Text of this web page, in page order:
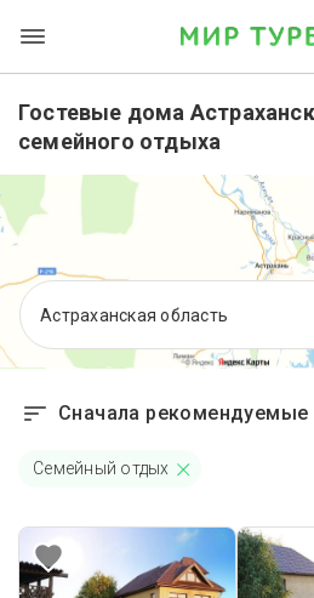
Гостевые дома
семейного отдыха
Астраханская область
Сначала рекомендуемые
Семейный отдых